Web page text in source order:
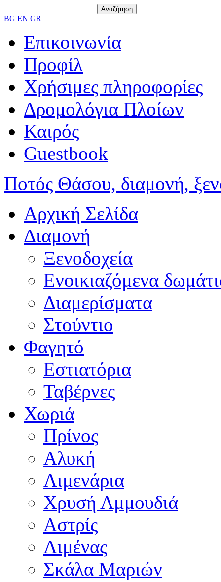
BG EN GR
Επικοινωνία
Προφίλ
Χρήσιμες πληροφορίες
Δρομολόγια Πλοίων
Καιρός
Guestbook
Ποτός Θάσου, διαμονή,
Αρχική Σελίδα
Διαμονή
Ξενοδοχεία
Ενοικιαζόμενα
Διαμερίσματα
Στούντιο
Φαγητό
Εστιατόρια
Ταβέρνες
Χωριά
Πρίνος
Αλυκή
Λιμενάρια
Χρυσή Αμμουδιά
Αστρίς
Λιμένας
Σκάλα Μαριών